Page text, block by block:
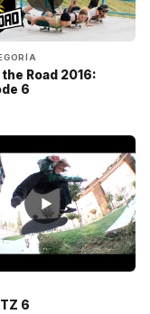
Road 2016:
6
▶
6